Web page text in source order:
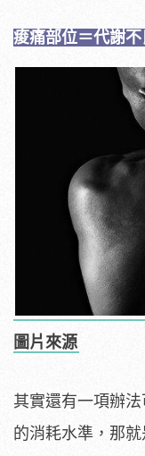
痠痛部位＝代謝
圖片來源
其實還有一項辦
的消耗水準，那就